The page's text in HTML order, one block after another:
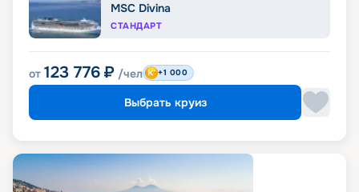
MSC Divina
СТАНДАРТ
от 123 776 ₽ /чел +1 000
Выбрать круиз